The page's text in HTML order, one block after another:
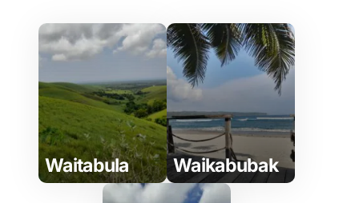
Waitabula Waikabubak